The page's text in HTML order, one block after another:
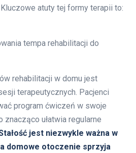
atuty tej formy terapii to:
tempa rehabilitacji do
rehabilitacji w domu jest
terapeutycznych. Pacjenci
program ćwiczeń w swoje
ułatwia regularne
jest niezwykle ważna w
domowe otoczenie sprzyja